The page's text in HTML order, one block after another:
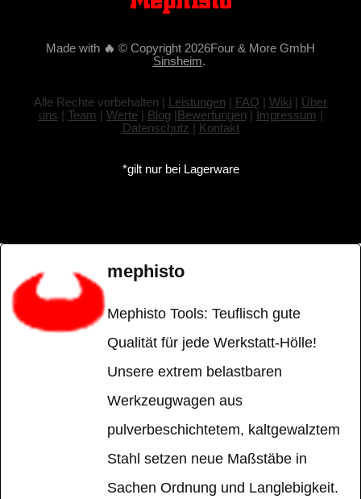
Made with 🔥 © Copyright 2026Four & More GmbH
Sinsheim.
Alle Rechte vorbehalten | Leistungen | FAQ | Wiki | Über
uns | Team | Werte| Blog |Bewertungen | Impressum |
Datenschutz | Kontakt
*gilt nur bei Lagerware
mephisto
Mephisto Tools: Teuflisch gute
Qualität für jede Werkstatt-Hölle!
Unsere extrem belastbaren
Werkzeugwagen aus
pulverbeschichtetem, kaltgewalztem
Stahl setzen neue Maßstäbe in
Sachen Ordnung und Langlebigkeit.